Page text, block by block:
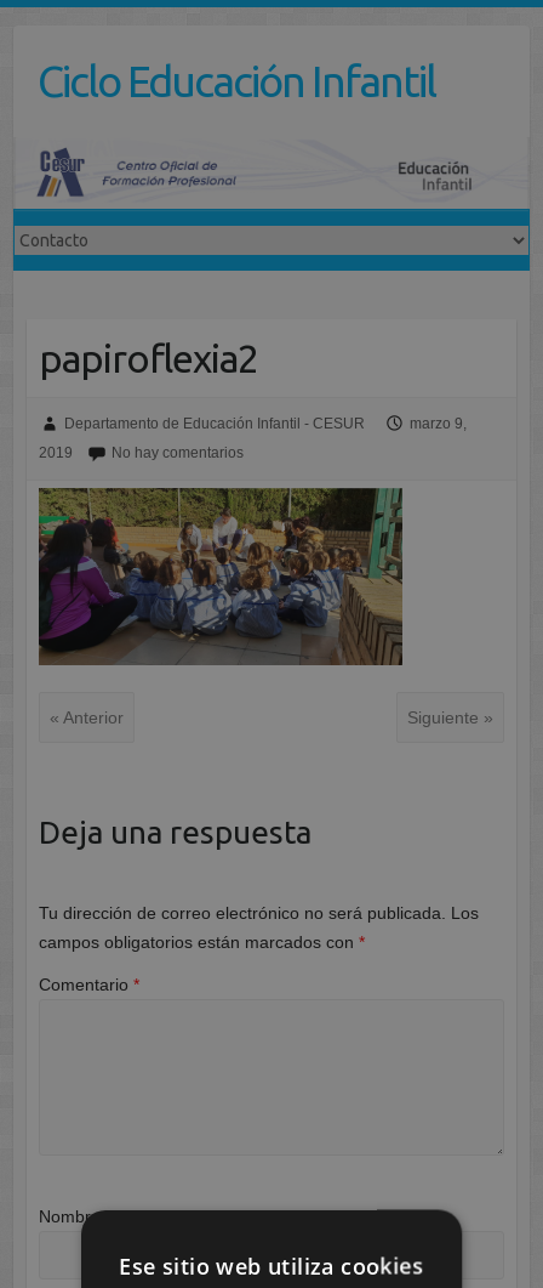
contenidoCiclo Educación Infantil
papiroflexia2
Departamento de Educación Infantil - CESUR
marzo 9,
2019
No hay comentarios
« Anterior Siguiente »
Deja una respuesta
Tu dirección de correo electrónico no será publicada.
Los
campos obligatorios están marcados con *
Comentario *
Nombre*
Ese sitio web utiliza cookies